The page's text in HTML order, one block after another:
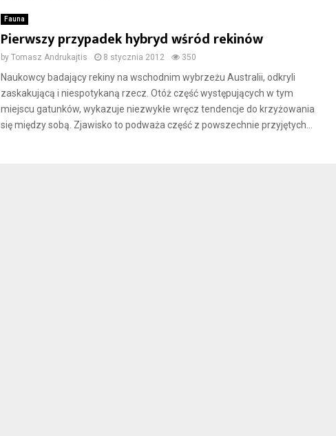
Fauna
Pierwszy przypadek hybryd wśród rekinów
by Tomasz Andrukajtis 8 stycznia 2012 350
Naukowcy badający rekiny na wschodnim wybrzeżu Australii, odkryli
zaskakującą i niespotykaną rzecz. Otóż część występujących w tym
miejscu gatunków, wykazuje niezwykłe wręcz tendencje do krzyżowania
się między sobą. Zjawisko to podważa część z powszechnie przyjętych...